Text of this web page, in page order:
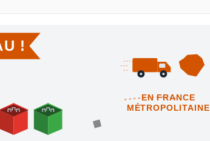
!
EN FRANCE
MÉTROPOLITAINE